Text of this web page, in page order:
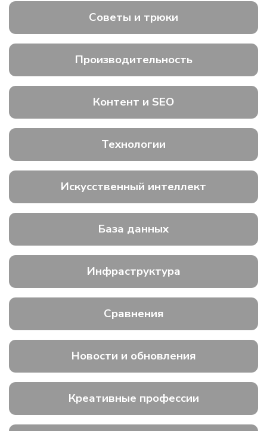
Советы и трюки
Производительность
Контент и SEO
Технологии
Искусственный интеллект
База данных
Инфраструктура
Сравнения
Новости и обновления
Креативные профессии